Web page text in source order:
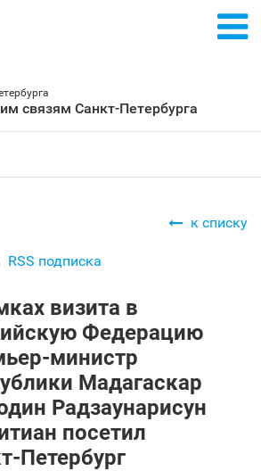
связям Санкт‑Петербурга
к списку
RSS подписка
визита в
Федерацию
министр
Мадагаскар
Радзаунарисун
посетил